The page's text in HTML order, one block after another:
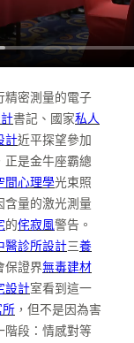
精密測量的電子
書記、國家私人
計近平探望參加
正是金牛座霸總
間心理學光束照
含量的激光測量
的侘寂風警告。
醫診所設計三養
保證界無毒建材
設計室看到這一
所 ，但不是因為害
階段：情感對等